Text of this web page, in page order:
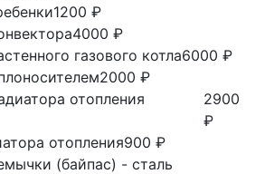
1200 ₽
4000 ₽
газового котла6000 ₽
2000 ₽
отопления
2900
₽
отопления900 ₽
(байпас) - сталь